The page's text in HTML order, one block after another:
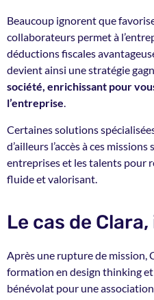
Beaucoup ignorent que
collaborateurs permet à
déductions fiscales
devient ainsi une stratégie
société, enrichissant pour
l’entreprise.
Certaines solutions
d’ailleurs l’accès à ces
entreprises et les talents pour
fluide et valorisant.
Le cas de
Après une rupture de mission,
formation en design thinking
bénévolat pour une